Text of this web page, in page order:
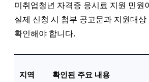
미취업청년 자격증 응시료 지원 민원
실제 신청 시 첨부 공고문과 지원대상
확인해야 합니다.
지역 확인된 주요 내용